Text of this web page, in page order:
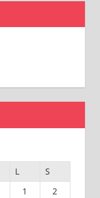
L
S
1
2